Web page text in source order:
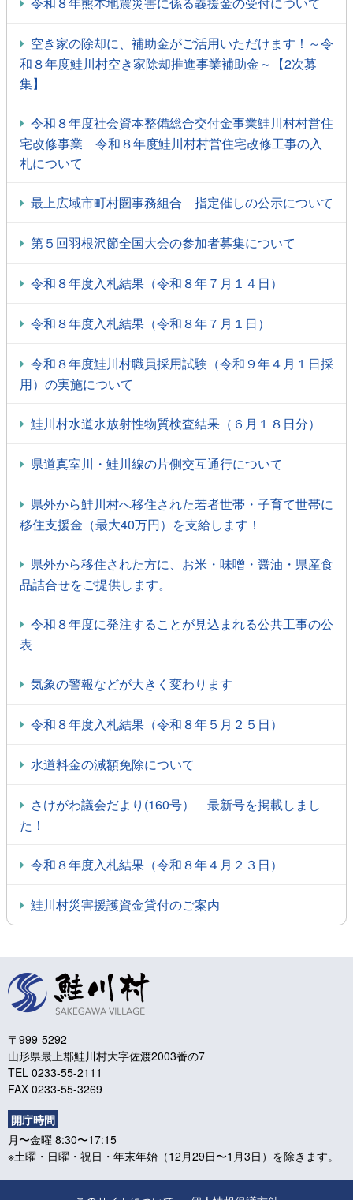
空き家の除却に、補助金がご活用いただけます！～令
和８年度鮭川村空き家除却推進事業補助金～【2次募
集】
令和８年度社会資本整備総合交付金事業鮭川村村営住
宅改修事業 令和８年度鮭川村村営住宅改修工事の入
札について
最上広域市町村圏事務組合 指定催しの公示について
第５回羽根沢節全国大会の参加者募集について
令和８年度入札結果（令和８年７月１４日）
令和８年度入札結果（令和８年７月１日）
令和８年度鮭川村職員採用試験（令和９年４月１日採
用）の実施について
鮭川村水道水放射性物質検査結果（６月１８日分）
県道真室川・鮭川線の片側交互通行について
県外から鮭川村へ移住された若者世帯・子育て世帯に
移住支援金（最大40万円）を支給します！
県外から移住された方に、お米・味噌・醤油・県産食
品詰合せをご提供します。
令和８年度に発注することが見込まれる公共工事の公
表
気象の警報などが大きく変わります
令和８年度入札結果（令和８年５月２５日）
水道料金の減額免除について
さけがわ議会だより(160号） 最新号を掲載しまし
た！
令和８年度入札結果（令和８年４月２３日）
鮭川村災害援護資金貸付のご案内
〒999-5292
山形県最上郡鮭川村大字佐渡2003番の7
TEL 0233-55-2111
FAX 0233-55-3269
開庁時間
月〜金曜 8:30〜17:15
※土曜・日曜・祝日・年末年始（12月29日〜1月3日）を除きます。